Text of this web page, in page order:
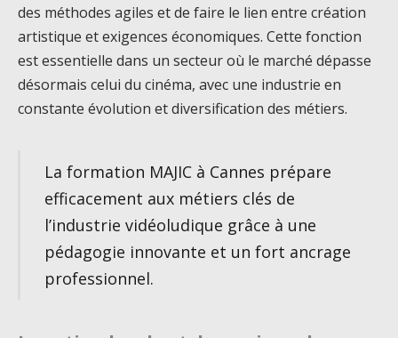
des méthodes agiles et de faire le lien entre création
artistique et exigences économiques. Cette fonction
est essentielle dans un secteur où le marché dépasse
désormais celui du cinéma, avec une industrie en
constante évolution et diversification des métiers.
La formation MAJIC à Cannes prépare
efficacement aux métiers clés de
l’industrie vidéoludique grâce à une
pédagogie innovante et un fort ancrage
professionnel.